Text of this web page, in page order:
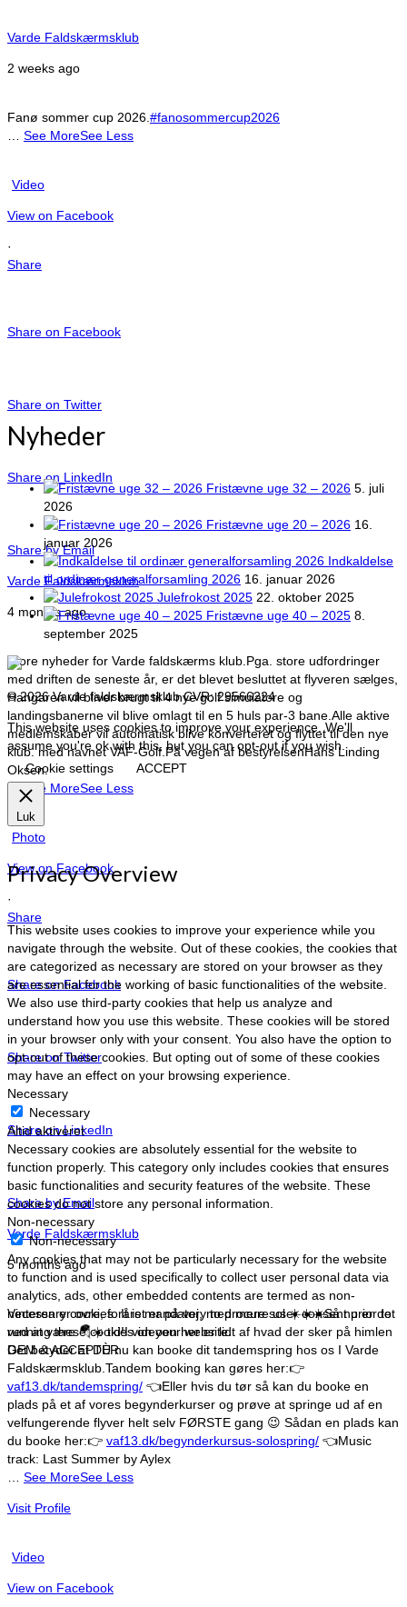
Varde Faldskærmsklub
2 weeks ago
Fanø sommer cup 2026. #fanosommercup2026
See MoreSee Less
Video
View on Facebook
·
Share
Share on Facebook
Share on Twitter
Share on LinkedIn
Share by Email
Varde Faldskærmsklub
4 months ago
Store nyheder for Varde faldskærms klub. Pga. store udfordringer
med driften de seneste år, er det blevet besluttet at flyveren sælges,
Hangaren vil bliver brugt til 4 nye golf simulatore og
landingsbanerne vil blive omlagt til en 5 huls par-3 bane. Alle aktive
medlemskaber vil automatisk blive konverteret og flyttet til den nye
klub. med navnet VAF-Golf. På vegen af bestyrelsenHans Linding
Oksen.
… See MoreSee Less
Photo
View on Facebook
·
Share
Share on Facebook
Share on Twitter
Share on LinkedIn
Share by Email
Varde Faldskærmsklub
5 months ago
Vinteren er ovre, foråret er på vej, med mere sol ☀️☀️☀️Så nu er det
ved at være 🪂☀️ tid!I videoen her er lidt af hvad der sker på himlen
Det betyder at DU nu kan booke dit tandemspring hos os I Varde
Faldskærmsklub. Tandem booking kan gøres her:👉
vaf13.dk/tandemspring/ 👈Eller hvis du tør så kan du booke en
plads på et af vores begynderkurser og prøve at springe ud af en
velfungerende flyver helt selv FØRSTE gang 😉 Sådan en plads kan
du booke her:👉 vaf13.dk/begynderkursus-solospring/ 👈Music
track: Last Summer by Aylex
See MoreSee Less
Visit Profile
Video
View on Facebook
Nyheder
Fristævne uge 32 – 2026 5. juli
2026
Fristævne uge 20 – 2026 16.
januar 2026
Indkaldelse
til ordinær generalforsamling 2026 16. januar 2026
Julefrokost 2025 22. oktober 2025
Fristævne uge 40 – 2025 8.
september 2025
© 2026 Varde faldskærmsklub CVR: 29566224
This website uses cookies to improve your experience. We'll
assume you're ok with this, but you can opt-out if you wish.
Cookie settings
ACCEPT
Luk
Privacy Overview
This website uses cookies to improve your experience while you
navigate through the website. Out of these cookies, the cookies that
are categorized as necessary are stored on your browser as they
are essential for the working of basic functionalities of the website.
We also use third-party cookies that help us analyze and
understand how you use this website. These cookies will be stored
in your browser only with your consent. You also have the option to
opt-out of these cookies. But opting out of some of these cookies
may have an effect on your browsing experience.
Necessary
Necessary
Altid aktiveret
Necessary cookies are absolutely essential for the website to
function properly. This category only includes cookies that ensures
basic functionalities and security features of the website. These
cookies do not store any personal information.
Non-necessary
Non-necessary
Any cookies that may not be particularly necessary for the website
to function and is used specifically to collect user personal data via
analytics, ads, other embedded contents are termed as non-
necessary cookies. It is mandatory to procure user consent prior to
running these cookies on your website.
GEM & ACCEPTÈR